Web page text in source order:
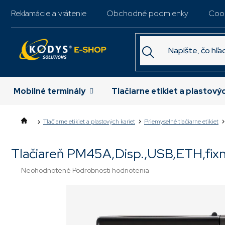
Reklamácie a vrátenie Obchodné podmienky
Mobilné terminály Tlačiarne etikiet a
Tlačiarne etikiet a plastových kariet Priemyselné tlačiarne etikiet
Tlačiareň
Priemerné
Neohodnotené Podrobnosti hodnotenia